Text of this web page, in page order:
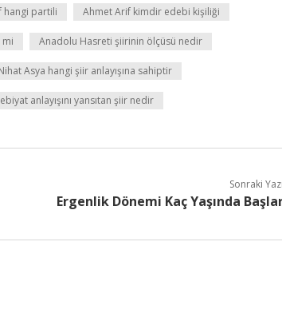
hangi partili Ahmet Arif kimdir edebi kişiliği
Anadolu Hasreti şiirinin ölçüsü nedir
Asya hangi şiir anlayışına sahiptir
anlayışını yansıtan şiir nedir
Sonraki Yazı
Ergenlik Dönemi Kaç Yaşında